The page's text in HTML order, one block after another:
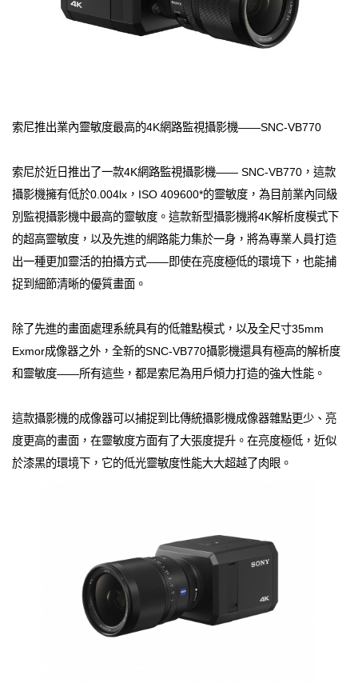
索尼推出業內靈敏度最高的4K網路監視攝影機——SNC-VB770
索尼於近日推出了一款4K網路監視攝影機—— SNC-VB770，這款
攝影機擁有低於0.004lx，ISO 409600*的靈敏度，為目前業內同級
別監視攝影機中最高的靈敏度。這款新型攝影機將4K解析度模式下
的超高靈敏度，以及先進的網路能力集於一身，將為專業人員打造
出一種更加靈活的拍攝方式——即使在亮度極低的環境下，也能捕
捉到細節清晰的優質畫面。
除了先進的畫面處理系統具有的低雜點模式，以及全尺寸35mm
Exmor成像器之外，全新的SNC-VB770攝影機還具有極高的解析度
和靈敏度——所有這些，都是索尼為用戶傾力打造的強大性能。
這款攝影機的成像器可以捕捉到比傳統攝影機成像器雜點更少、亮
度更高的畫面，在靈敏度方面有了大張度提升。在亮度極低，近似
於漆黑的環境下，它的低光靈敏度性能大大超越了肉眼。